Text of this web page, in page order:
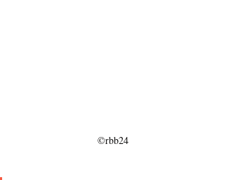
©rbb24